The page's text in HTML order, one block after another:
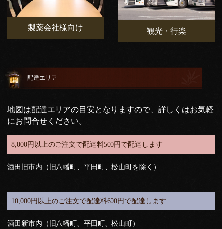
製薬会社様向け 観光・行楽
配達エリア
地図は配達エリアの目安となりますので、詳しくはお気軽
にお問合せください。
8,000円以上のご注文で配達料500円で配達します
酒田旧市内（旧八幡町、平田町、松山町を除く）
10,000円以上のご注文で配達料600円で配達します
酒田新市内（旧八幡町、平田町、松山町）